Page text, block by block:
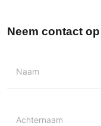
Neem contact
Naam
Achternaam